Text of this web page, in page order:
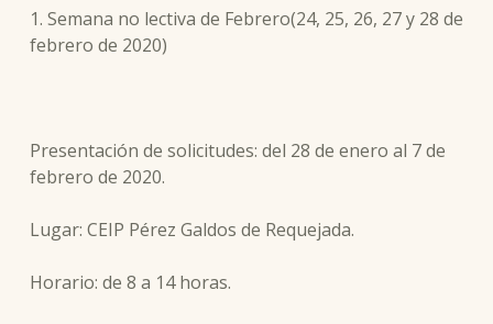
1. Semana no lectiva de Febrero(24, 25, 26, 27 y 28 de
febrero de 2020)
Presentación de solicitudes: del 28 de enero al 7 de
febrero de 2020.
Lugar: CEIP Pérez Galdos de Requejada.
Horario: de 8 a 14 horas.